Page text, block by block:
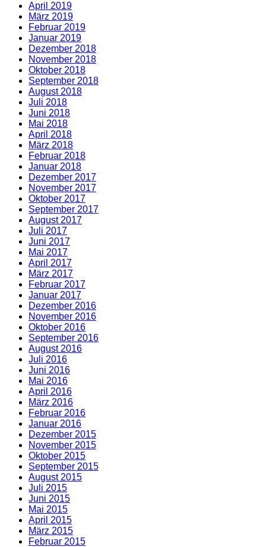
April 2019
März 2019
Februar 2019
Januar 2019
Dezember 2018
November 2018
Oktober 2018
September 2018
August 2018
Juli 2018
Juni 2018
Mai 2018
April 2018
März 2018
Februar 2018
Januar 2018
Dezember 2017
November 2017
Oktober 2017
September 2017
August 2017
Juli 2017
Juni 2017
Mai 2017
April 2017
März 2017
Februar 2017
Januar 2017
Dezember 2016
November 2016
Oktober 2016
September 2016
August 2016
Juli 2016
Juni 2016
Mai 2016
April 2016
März 2016
Februar 2016
Januar 2016
Dezember 2015
November 2015
Oktober 2015
September 2015
August 2015
Juli 2015
Juni 2015
Mai 2015
April 2015
März 2015
Februar 2015